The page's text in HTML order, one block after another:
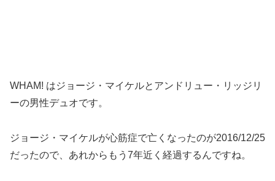
WHAM! はジョージ・マイケルとアンドリュー・リッジリ
ーの男性デュオです。
ジョージ・マイケルが心筋症で亡くなったのが2016/12/25
だったので、あれからもう7年近く経過するんですね。